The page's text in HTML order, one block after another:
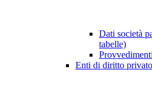
Dati società
tabelle)
Provvedimenti
Enti di diritto